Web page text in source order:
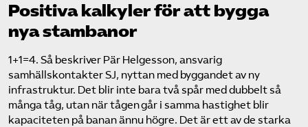
Positiva kalkyler för att bygga
nya stambanor
1+1=4. Så beskriver Pär Helgesson, ansvarig
samhällskontakter SJ, nyttan med byggandet av ny
infrastruktur. Det blir inte bara två spår med dubbelt så
många tåg, utan när tågen går i samma hastighet blir
kapaciteten på banan ännu högre. Det är ett av de starka